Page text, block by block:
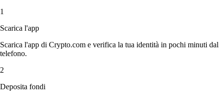
1
Scarica l'app
Scarica l'app di Crypto.com e verifica la tua identità in pochi minuti dal
telefono.
2
Deposita fondi